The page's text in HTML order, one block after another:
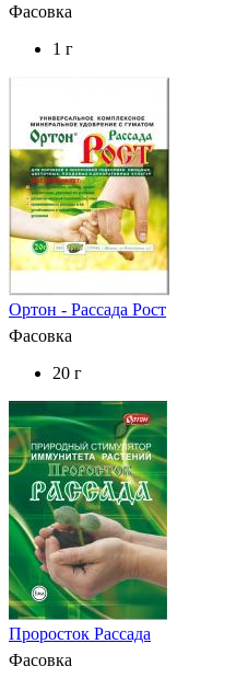
Фасовка
1 г
Ортон - Рассада Рост
Фасовка
20 г
Проросток Рассада
Фасовка